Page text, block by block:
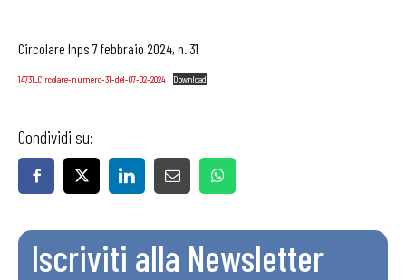
Circolare Inps 7 febbraio 2024, n. 31
14731_Circolare-numero-31-del-07-02-2024 Download
Condividi su:
Iscriviti alla Newsletter